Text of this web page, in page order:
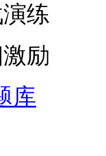
练
励
库